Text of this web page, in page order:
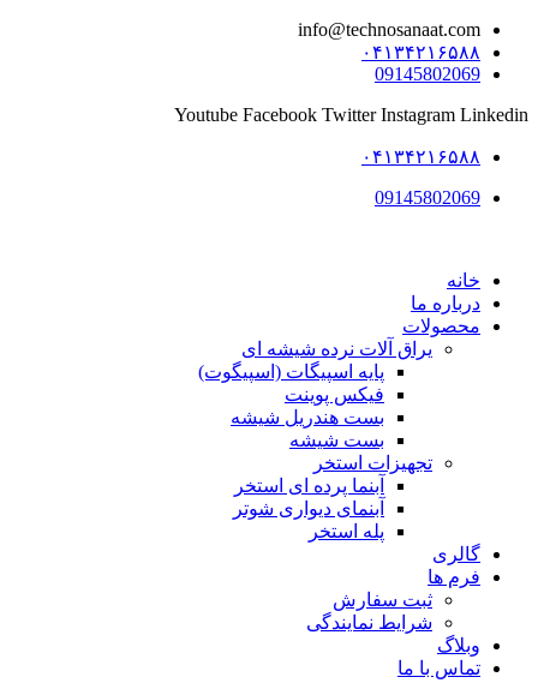
پرش
محتوا
info@technosanaat.com
۰۴۱۳۴۲۱۶۵۸۸
09145802069
Youtube Facebook Twitter Instagram Linkedin
۰۴۱۳۴۲۱۶۵۸۸
09145802069
خانه
درباره ما
محصولات
یراق آلات نرده شیشه ای
پایه اسپیگات (اسپیگوت)
فیکس پوینت
بست هندریل شیشه
بست شیشه
تجهیزات استخر
آبنما پرده ای استخر
آبنمای دیواری شوتر
پله استخر
گالری
فرم ها
ثبت سفارش
شرایط نمایندگی
وبلاگ
تماس با ما